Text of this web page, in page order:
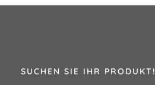
SUCHEN SIE IHR PRODUKT!